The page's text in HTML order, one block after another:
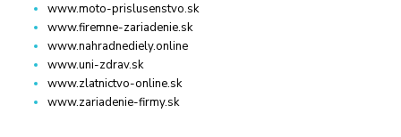
www.moto-prislusenstvo.sk
www.firemne-zariadenie.sk
www.nahradnediely.online
www.uni-zdrav.sk
www.zlatnictvo-online.sk
www.zariadenie-firmy.sk